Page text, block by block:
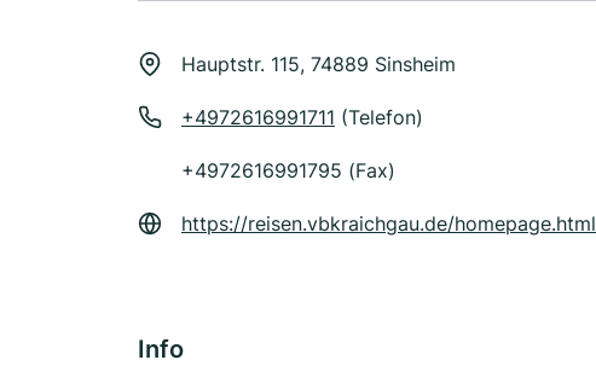
Hauptstr. 115, 74889 Sinsheim
+4972616991711 (Telefon)
+4972616991795 (Fax)
https://reisen.vbkraichgau.de/homepage.html
Info